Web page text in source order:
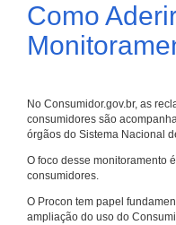
Como
No Consumidor.gov.br, as
consumidores são
órgãos do Sistema Nacional
O foco desse monitoramento
consumidores.
O Procon tem papel
ampliação do uso do